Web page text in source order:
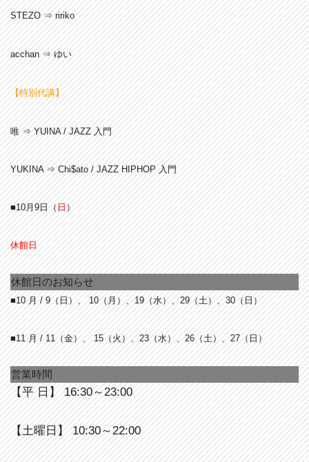
STEZO ⇒ ririko
acchan ⇒ ゆい
【特別代講】
唯⇒ YUINA / JAZZ 入門
YUKINA⇒ Chi$ato / JAZZ HIPHOP 入門
■10月9日（日）
休館日
休館日のお知らせ
■10 月 / 9（日）、 10（月）、19（水）、29（土）、30（日）
■11 月 / 11（金）、 15（火）、23（水）、26（土）、27（日）
営業時間
【平 日】 16:30～23:00
【土曜日】 10:30～22:00